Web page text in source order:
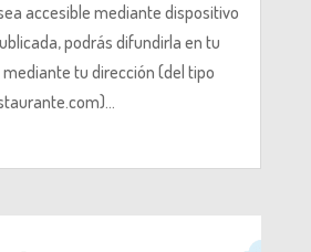
accesible mediante dispositivo
podrás difundirla en tu
tu dirección (del tipo